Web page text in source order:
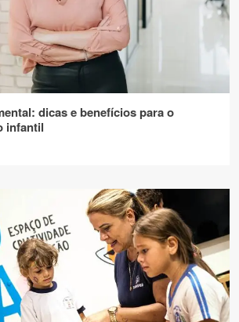
dicas e benefícios para o
infantil